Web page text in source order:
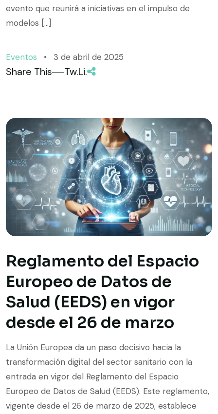
evento que reunirá a iniciativas en el impulso de
modelos […]
Eventos 3 de abril de 2025
Share This Tw.Li.
Reglamento del Espacio
Europeo de Datos de
Salud (EEDS) en vigor
desde el 26 de marzo
La Unión Europea da un paso decisivo hacia la
transformación digital del sector sanitario con la
entrada en vigor del Reglamento del Espacio
Europeo de Datos de Salud (EEDS). Este reglamento,
vigente desde el 26 de marzo de 2025, establece